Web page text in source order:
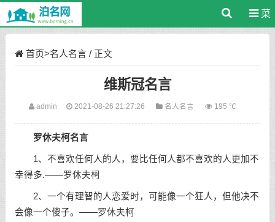
菜
首页>名人名言/ 正文
维斯冠名言
admin 2021-08-26 21:27:26 名人名言 195 ℃
罗休夫柯名言
1、不喜欢任何人的人，要比任何人都不喜欢的人更加不
幸得多.——罗休夫柯
2、一个有理智的人恋爱时，可能像一个狂人，但他决不
会像一个傻子。——罗休夫柯